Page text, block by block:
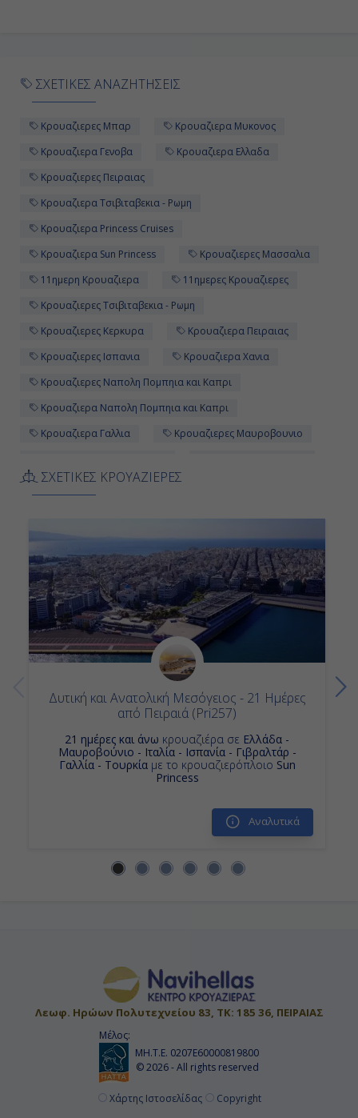
Μύκονος, Ελλάδα
06:00
Αποβίβαση
ΣΧΕΤΙΚΕΣ ΑΝΑΖΗΤΗΣΕΙΣ
Κρουαζιερες Μπαρ
Κρουαζιερα Μυκονος
Κρουαζιερα Γενοβα
Κρουαζιερα Ελλαδα
Κρουαζιερες Πειραιας
Κρουαζιερα Τσιβιταβεκια - Ρωμη
Κρουαζιερα Princess Cruises
Κρουαζιερα Sun Princess
Κρουαζιερες Μασσαλια
11ημερη Κρουαζιερα
11ημερες Κρουαζιερες
Κρουαζιερες Τσιβιταβεκια - Ρωμη
Κρουαζιερες Κερκυρα
Κρουαζιερα Πειραιας
Κρουαζιερες Ισπανια
Κρουαζιερα Χανια
Κρουαζιερες Ναπολη Πομπηια και Καπρι
Κρουαζιερα Ναπολη Πομπηια και Καπρι
Κρουαζιερα Γαλλια
Κρουαζιερες Μαυροβουνιο
Κρουαζιερα Κερκυρα
Κρουαζιερα Μασσαλια
Κρουαζιερες Γαλλια
Κρουαζιερες Μυκονος
Κρουαζιερες Χανια
Κρουαζιερες Sun Princess
Κρουαζιερες Princess Cruises
Κρουαζιερες Ελλαδα
Κρουαζιερα Ιταλια
Κρουαζιερα Μπαρ
ΣΧΕΤΙΚΕΣ ΚΡΟΥΑΖΙΕΡΕΣ
Δυτική και Ανατολική Μεσόγειος - 21 Ημέρες
από Πειραιά (Pri257)
21 ημέρες και άνω κρουαζιέρα σε Ελλάδα -
Μαυροβούνιο - Ιταλία - Ισπανία - Γιβραλτάρ -
Γαλλία - Τουρκίαμε το κρουαζιερόπλοιο Sun
Princess
Αναλυτικά
Λεωφ. Ηρώων Πολυτεχνείου 83, ΤΚ: 185 36, ΠΕΙΡΑΙΑΣ
Μέλος:
ΜΗ.Τ.Ε. 0207Ε60000819800
© 2026 - All rights reserved
Χάρτης Ιστοσελίδας Copyright